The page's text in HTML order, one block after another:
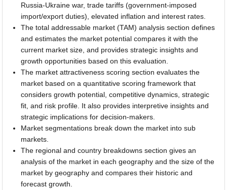
Russia-Ukraine war, trade tariffs (government-imposed
import/export duties), elevated inflation and interest rates.
The total addressable market (TAM) analysis section defines
and estimates the market potential compares it with the
current market size, and provides strategic insights and
growth opportunities based on this evaluation.
The market attractiveness scoring section evaluates the
market based on a quantitative scoring framework that
considers growth potential, competitive dynamics, strategic
fit, and risk profile. It also provides interpretive insights and
strategic implications for decision-makers.
Market segmentations break down the market into sub
markets.
The regional and country breakdowns section gives an
analysis of the market in each geography and the size of the
market by geography and compares their historic and
forecast growth.